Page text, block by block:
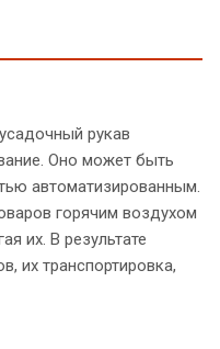
рукав
Оно может быть
автоматизированным.
горячим воздухом
их. В результате
их транспортировка,